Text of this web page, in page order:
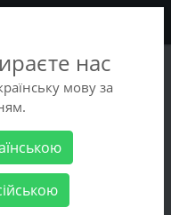
+38 (068) 486-90-09
+38 (093) 486-90-09
Боссоножки Lamo 966-815-
нас
мову за